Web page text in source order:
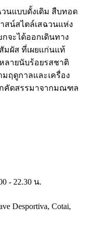
วนแบบดั้งเดิม สืบทอด
สน์สไตล์เสฉวนแห่ง
กจะได้ออกเดินทาง
ผัส ที่เผยแก่นแท้
ลายนับร้อยรสชาติ
ฤดูกาลและเครื่อง
กคัดสรรมาจากมณฑล
- 22.30 น.
Desportiva, Cotai,